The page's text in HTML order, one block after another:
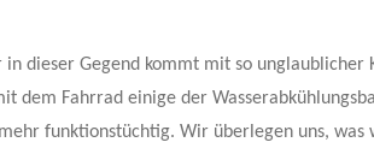
in dieser Gegend kommt mit so
dem Fahrrad einige der
funktionstüchtig. Wir überlegen uns,